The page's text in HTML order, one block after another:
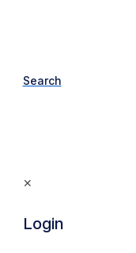
Search
✕
Login